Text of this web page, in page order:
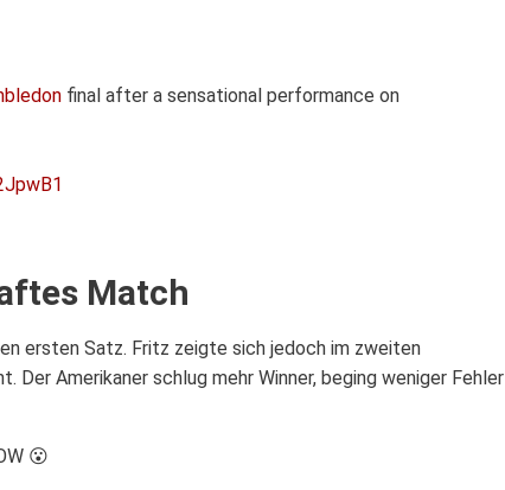
final after a sensational performance on
Match
ersten Satz. Fritz zeigte sich jedoch im zweiten
Amerikaner schlug mehr Winner, beging weniger Fehler
😮